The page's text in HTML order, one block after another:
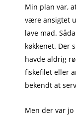
Min plan var,
være ansigtet
lave mad.
køkkenet. Der
havde aldrig
fiskefilet eller
bekendt at
Men der var jo